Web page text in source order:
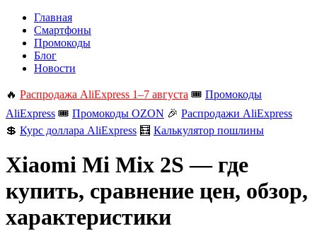
Главная
Смартфоны
Промокоды
Блог
Новости
🔥 Распродажа AliExpress 1–7 августа 🎟️ Промокоды
AliExpress 🎟️ Промокоды OZON 🎉 Распродажи AliExpress
💲 Курс доллара AliExpress 🧮 Калькулятор пошлины
Xiaomi Mi Mix 2S — где
купить, сравнение цен, обзор,
характеристики